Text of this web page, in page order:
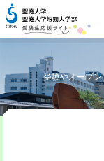
受験やオープ